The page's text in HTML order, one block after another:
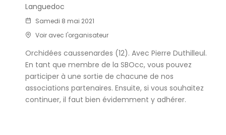
Languedoc
Samedi 8 mai 2021
Voir avec l'organisateur
Orchidées caussenardes (12). Avec Pierre Duthilleul.
En tant que membre de la SBOcc, vous pouvez
participer à une sortie de chacune de nos
associations partenaires. Ensuite, si vous souhaitez
continuer, il faut bien évidemment y adhérer.